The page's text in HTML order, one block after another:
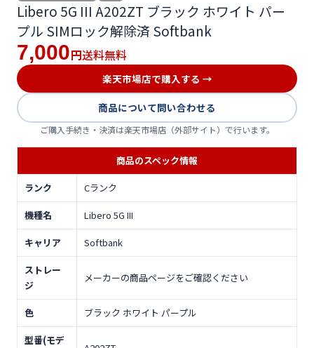
Libero 5G III A202ZT ブラック ホワイト パー
プル SIMロック解除済 Softbank
7,000 円送料無料
楽天市場店で購入する →
商品について問い合わせる
ご購入手続き・決済は楽天市場店（外部サイト）で行います。
商品のスペック情報
ランク Cランク
機種名 Libero 5G III
キャリア Softbank
ストレー
ジ
メーカーの商品ページをご確認ください
色 ブラック ホワイト パープル
型番(モデ